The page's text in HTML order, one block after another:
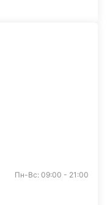
Пн-Вс: 09:00 - 21:00